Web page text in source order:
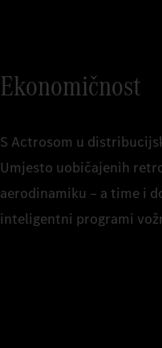
Ekonomičnost
S Actrosom u
Umjesto uobičajenih
aerodinamiku – a time i
inteligentni programi